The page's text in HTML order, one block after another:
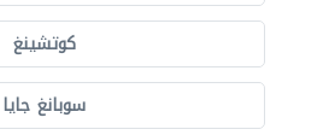
كوتشينغ
سوبانغ جايا